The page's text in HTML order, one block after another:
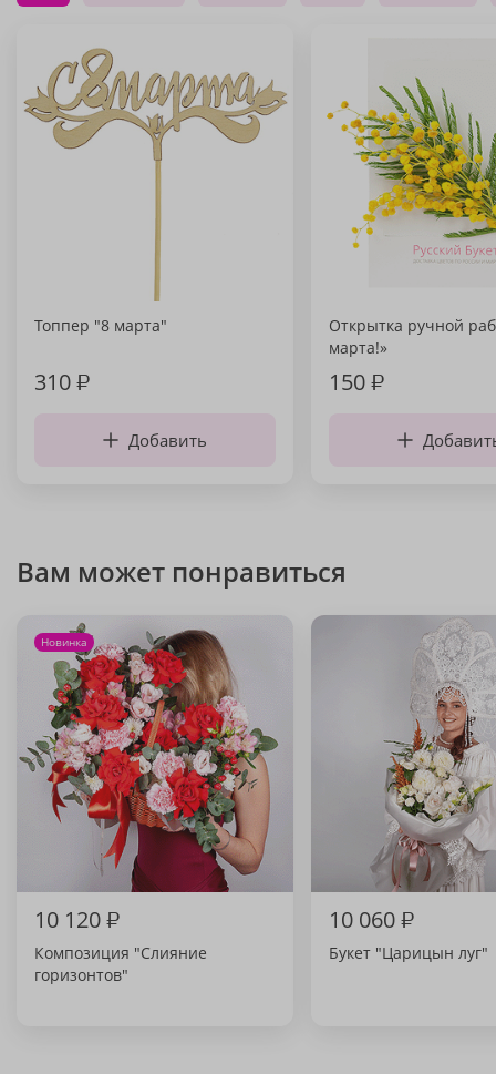
Топпер "8 марта"
310₽
Добавить
Открытка ручной
марта!»
150₽
Вам может понравиться
Новинка
10 120₽
Композиция "Слияние
горизонтов"
10 060₽
Букет "Царицын луг"